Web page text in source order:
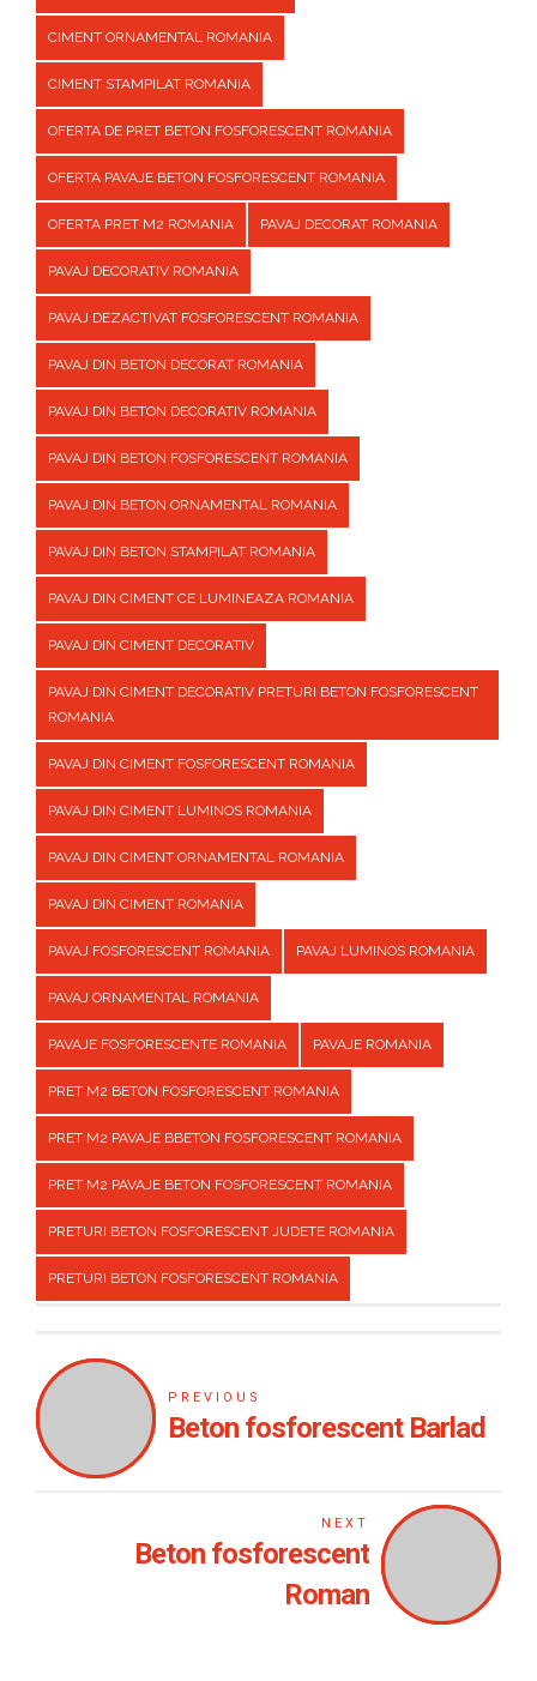
CIMENT ORNAMENTAL ROMANIA
CIMENT STAMPILAT ROMANIA
OFERTA DE PRET BETON FOSFORESCENT ROMANIA
OFERTA PAVAJE BETON FOSFORESCENT ROMANIA
OFERTA PRET M2 ROMANIA PAVAJ DECORAT ROMANIA
PAVAJ DECORATIV ROMANIA
PAVAJ DEZACTIVAT FOSFORESCENT ROMANIA
PAVAJ DIN BETON DECORAT ROMANIA
PAVAJ DIN BETON DECORATIV ROMANIA
PAVAJ DIN BETON FOSFORESCENT ROMANIA
PAVAJ DIN BETON ORNAMENTAL ROMANIA
PAVAJ DIN BETON STAMPILAT ROMANIA
PAVAJ DIN CIMENT CE LUMINEAZA ROMANIA
PAVAJ DIN CIMENT DECORATIV
PAVAJ DIN CIMENT DECORATIV PRETURI BETON FOSFORESCENT
ROMANIA
PAVAJ DIN CIMENT FOSFORESCENT ROMANIA
PAVAJ DIN CIMENT LUMINOS ROMANIA
PAVAJ DIN CIMENT ORNAMENTAL ROMANIA
PAVAJ DIN CIMENT ROMANIA
PAVAJ FOSFORESCENT ROMANIA PAVAJ LUMINOS ROMANIA
PAVAJ ORNAMENTAL ROMANIA
PAVAJE FOSFORESCENTE ROMANIA PAVAJE ROMANIA
PRET M2 BETON FOSFORESCENT ROMANIA
PRET M2 PAVAJE BBETON FOSFORESCENT ROMANIA
PRET M2 PAVAJE BETON FOSFORESCENT ROMANIA
PRETURI BETON FOSFORESCENT JUDETE ROMANIA
PRETURI BETON FOSFORESCENT ROMANIA
PREVIOUS
Beton fosforescent Barlad
NEXT
Beton fosforescent
Roman